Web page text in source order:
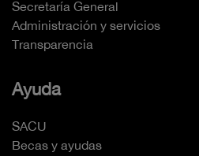
Secretaría General
Administración y servicios
Transparencia
Ayuda
SACU
Becas y ayudas